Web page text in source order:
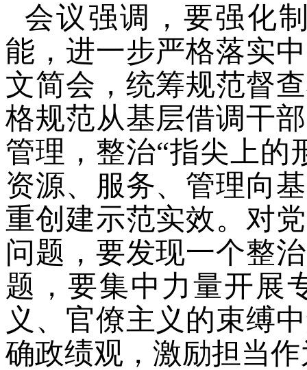
会议强调，要强化
能，进一步严格落实
文简会，统筹规范督
格规范从基层借调干
管理，整治“指尖上的
资源、服务、管理向
重创建示范实效。对
问题，要发现一个整
题，要集中力量开展
义、官僚主义的束缚
确政绩观，激励担当